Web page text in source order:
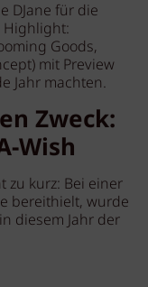
DJane für die
Highlight:
Goods,
mit Preview
Jahr machten.
Zweck:
Wish
zu kurz: Bei einer
bereithielt, wurde
diesem Jahr der